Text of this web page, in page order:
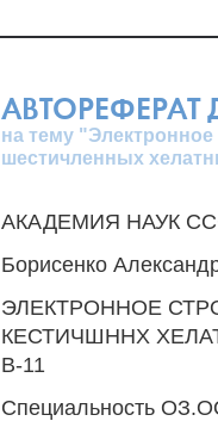
АВТОРЕФЕРАТ
на тему
шестичленных
АКАДЕМИЯ НАУК
Борисенко
ЭЛЕКТРОННОЕ
КЕСТИЧШННХ
В-11
Специальность